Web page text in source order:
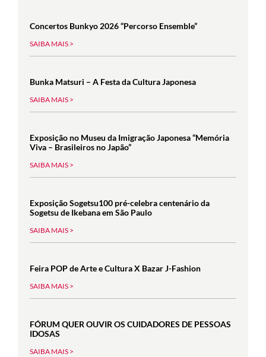
Concertos Bunkyo 2026 “Percorso Ensemble”
SAIBA MAIS >
Bunka Matsuri – A Festa da Cultura Japonesa
SAIBA MAIS >
Exposição no Museu da Imigração Japonesa “Memória
Viva – Brasileiros no Japão”
SAIBA MAIS >
Exposição Sogetsu100 pré-celebra centenário da
Sogetsu de Ikebana em São Paulo
SAIBA MAIS >
Feira POP de Arte e Cultura X Bazar J-Fashion
SAIBA MAIS >
FÓRUM QUER OUVIR OS CUIDADORES DE PESSOAS
IDOSAS
SAIBA MAIS >